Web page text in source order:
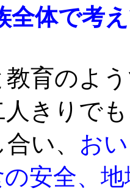
全体で考
育のよ
人きりで
い、 お
安全、